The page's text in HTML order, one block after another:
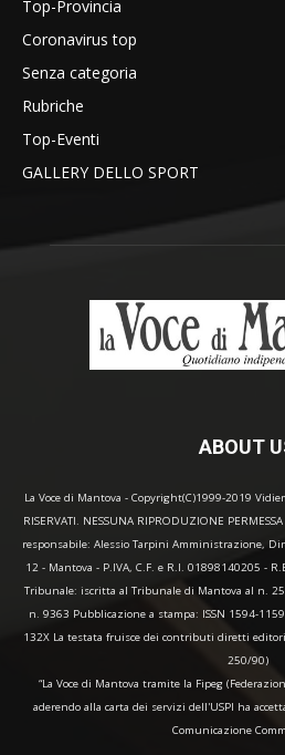
Top-Provincia
Coronavirus top
Senza categoria
Rubriche
Top-Eventi
GALLERY DELLO SPORT
ABOUT
La Voce di Mantova - Copyright(C)1999-2019
RISERVATI. NESSUNA RIPRODUZIONE
responsabile: Alessio Tarpini Amministrazione,
12 - Mantova - P.IVA, C.F. e R.I. 01898140205 -
Tribunale: iscritta al Tribunale di Mantova al n.
n. 9363 Pubblicazione a stampa: ISSN 1594-
132X La testata fruisce dei contributi diretti
250/90)
“La Voce di Mantova tramite la Fipeg
aderendo alla carta dei servizi dell'USPI ha
Comunicazione